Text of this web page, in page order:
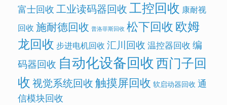
富士回收工业读码器回收工控回收 康耐视
回收 施耐德回收 普洛菲斯回收 松下回收欧姆
龙回收 步进电机回收 汇川回收 温控器回收 编
码器回收 自动化设备回收西门子回
收视觉系统回收触摸屏回收 软启动器回收 通
信模块回收